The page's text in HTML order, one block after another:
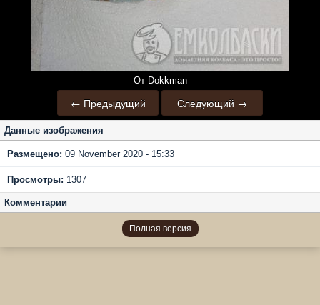
От Dokkman
← Предыдущий Следующий →
Данные изображения
Размещено: 09 November 2020 - 15:33
Просмотры: 1307
Комментарии
Полная версия